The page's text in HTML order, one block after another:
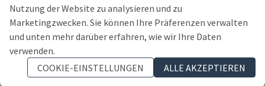
Nutzung der Website zu analysieren und zu
Marketingzwecken. Sie können Ihre Präferenzen verwalten
und unten mehr darüber erfahren, wie wir Ihre Daten
verwenden.
COOKIE-EINSTELLUNGEN
ALLE AKZEPTIEREN